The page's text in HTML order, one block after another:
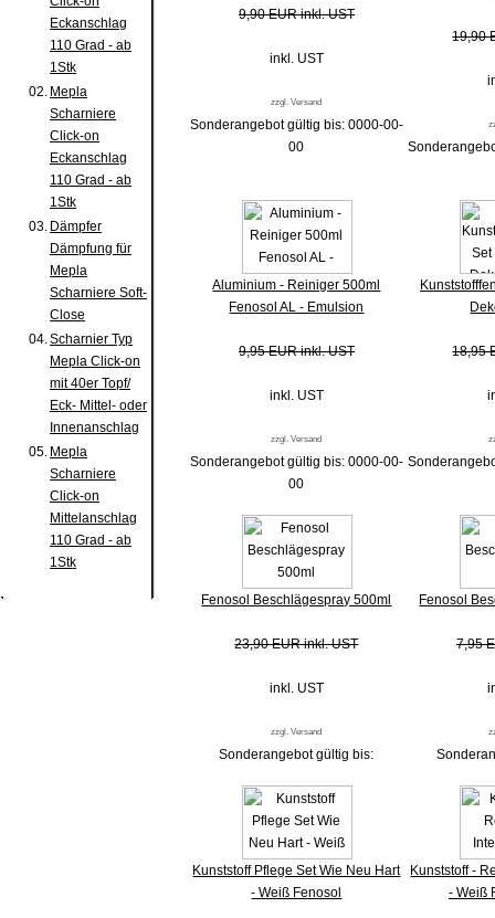
Eckanschlag
110 Grad - ab
1Stk
02. Mepla
Scharniere
Click-on
Eckanschlag
110 Grad - ab
1Stk
03. Dämpfer
Dämpfung für
Mepla
Scharniere Soft-
Close
04.Scharnier Typ
Mepla Click-on
mit 40er Topf/
Eck- Mittel- oder
Innenanschlag
05. Mepla
Scharniere
Click-on
Mittelanschlag
110 Grad - ab
1Stk
9,90 EUR inkl. UST
inkl. UST
zzgl. Versand
Sonderangebot gültig bis: 0000-00-
00
19,90
Aluminium - Reiniger 500ml
Fenosol AL - Emulsion
9,95 EUR inkl. UST
inkl. UST
zzgl. Versand
Sonderangebot gültig bis: 0000-00-
00
18,95
Fenosol Beschlägespray 500ml
23,90 EUR inkl. UST
inkl. UST
zzgl. Versand
Sonderangebot gültig bis:
Fenosol
7,95
Kunststoff Pflege Set Wie Neu Hart
- Weiß Fenosol
Kunststoff -
- Weiß